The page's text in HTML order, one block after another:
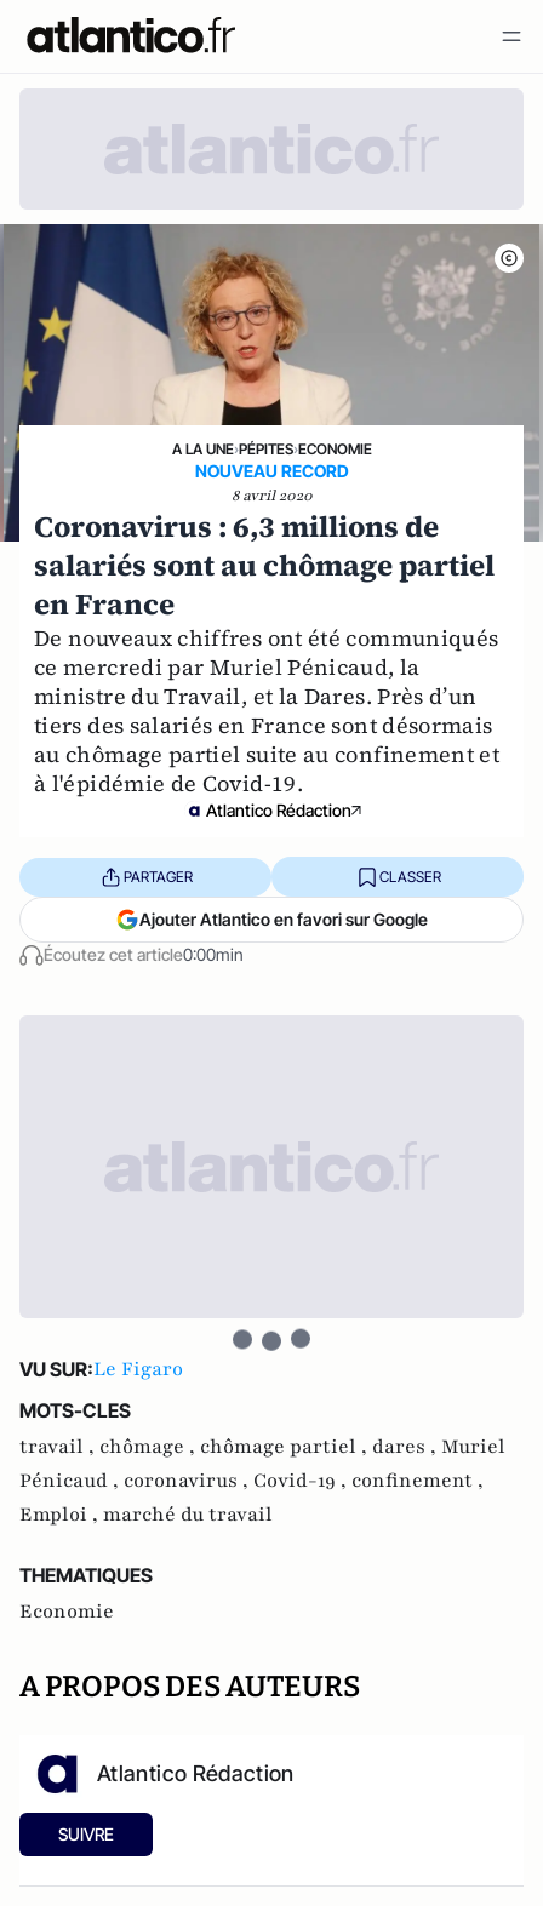
A LA UNE›PÉPITES›ECONOMIE
NOUVEAU RECORD
8 avril 2020
Coronavirus : 6,3 millions de
salariés sont au chômage partiel
en France
De nouveaux chiffres ont été communiqués
ce mercredi par Muriel Pénicaud, la
ministre du Travail, et la Dares. Près d’un
tiers des salariés en France sont désormais
au chômage partiel suite au confinement et
à l'épidémie de Covid-19.
Atlantico Rédaction
Écoutez cet article0:00min
PARTAGER CLASSER
Ajouter Atlantico en favori sur Google
VU SUR:Le Figaro
MOTS-CLES
travail , chômage , chômage partiel , dares , Muriel
Pénicaud , coronavirus , Covid-19 , confinement ,
Emploi , marché du travail
THEMATIQUES
Economie
A PROPOS DES AUTEURS
Atlantico Rédaction
SUIVRE